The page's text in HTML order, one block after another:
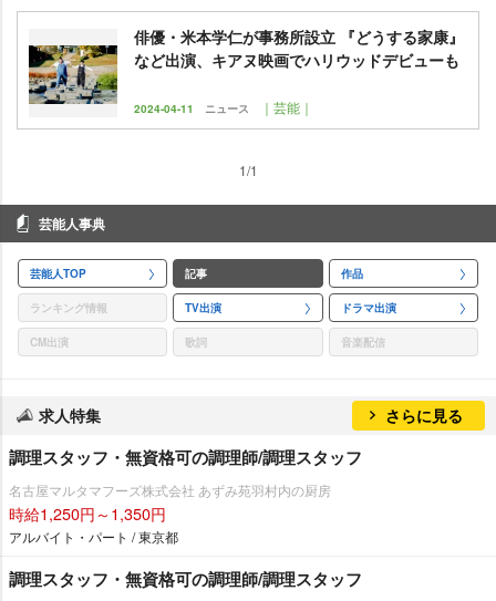
俳優・米本学仁が事務所設立 『どうする家康』
など出演、キアヌ映画でハリウッドデビューも
2024-04-11 ニュース ｜芸能｜
1/1
芸能人事典
芸能人TOP 記事 作品
ランキング情報 TV出演 ドラマ出演
CM出演 歌詞 音楽配信
求人特集 さらに見る
調理スタッフ・無資格可の調理師/調理スタッフ
名古屋マルタマフーズ株式会社 あずみ苑羽村内の厨房
時給1,250円～1,350円
アルバイト・パート / 東京都
調理スタッフ・無資格可の調理師/調理スタッフ